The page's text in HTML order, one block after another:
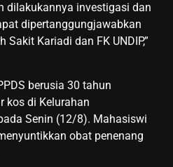
dilakukannya investigasi dan
dipertanggungjawabkan
Kariadi dan FK UNDIP,”
berusia 30 tahun
kos di Kelurahan
Senin (12/8). Mahasiswi
obat penenang